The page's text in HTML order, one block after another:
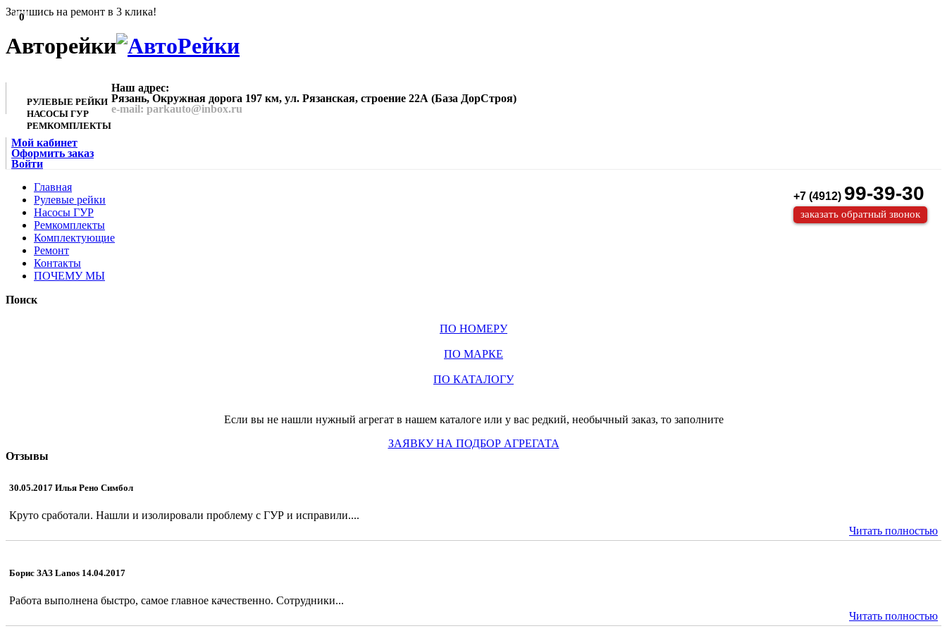
Запишись на ремонт в 3 клика!
Авторейки
РУЛЕВЫЕ РЕЙКИ
НАСОСЫ ГУР
РЕМКОМПЛЕКТЫ
Наш адрес:
Рязань, Окружная дорога 197 км, ул. Рязанская, строение 22А (База ДорСтроя)
e-mail: parkauto@inbox.ru
Мой кабинет
Оформить заказ
Войти
0
+7 (4912) 99-39-30
заказать обратный звонок
Главная
Рулевые рейки
Насосы ГУР
Ремкомплекты
Комплектующие
Ремонт
Контакты
ПОЧЕМУ МЫ
Поиск
ПО НОМЕРУ
ПО МАРКЕ
ПО КАТАЛОГУ
Если вы не нашли нужный агрегат в нашем каталоге или у вас редкий, необычный заказ, то заполните
ЗАЯВКУ НА ПОДБОР АГРЕГАТА
Отзывы
30.05.2017 Илья Рено Симбол
Круто сработали. Нашли и изолировали проблему с ГУР и исправили....
Читать полностью
Борис ЗАЗ Lanos 14.04.2017
Работа выполнена быстро, самое главное качественно. Сотрудники...
Читать полностью